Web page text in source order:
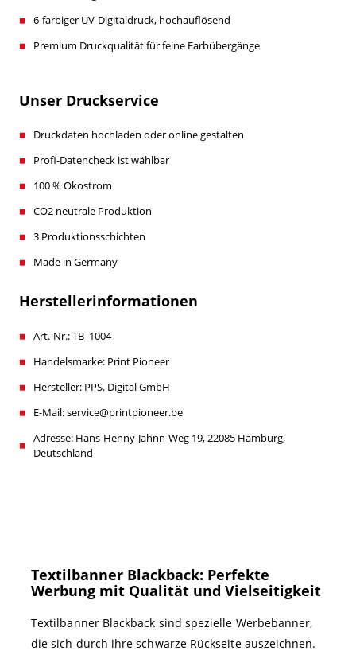
6-farbiger UV-Digitaldruck, hochauflösend
Premium Druckqualität für feine Farbübergänge
Unser Druckservice
Druckdaten hochladen oder online gestalten
Profi-Datencheck ist wählbar
100 % Ökostrom
CO2 neutrale Produktion
3 Produktionsschichten
Made in Germany
Herstellerinformationen
Art.-Nr.: TB_1004
Handelsmarke: Print Pioneer
Hersteller: PPS. Digital GmbH
E-Mail: service@printpioneer.be
Adresse: Hans-Henny-Jahnn-Weg 19, 22085 Hamburg,
Deutschland
Textilbanner Blackback: Perfekte
Werbung mit Qualität und Vielseitigkeit
Textilbanner Blackback sind spezielle Werbebanner,
die sich durch ihre schwarze Rückseite auszeichnen.